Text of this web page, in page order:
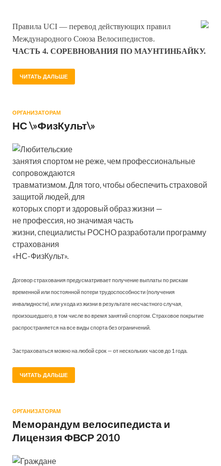
Правила UCI — перевод действующих правил
Международного Союза Велосипедистов.
ЧАСТЬ 4. СОРЕВНОВАНИЯ ПО МАУНТИНБАЙКУ.
ЧИТАТЬ ДАЛЬШЕ
ОРГАНИЗАТОРАМ
НС \»ФизКульт\»
Любительские
занятия спортом не реже, чем профессиональные
сопровождаются
травматизмом. Для того, чтобы обеспечить страховой
защитой людей, для
которых спорт и здоровый образ жизни —
не профессия, но значимая часть
жизни, специалисты РОСНО разработали программу
страхования
«НС-ФизКульт».
Договор страхования предусматривает получение выплаты по рискам
временной или постоянной потери трудоспособности (получения
инвалидности), или ухода из жизни в результате несчастного случая,
произошедшего, в том числе во время занятий спортом. Страховое покрытие
распространяется на все виды спорта без ограничений.
Застраховаться можно на любой срок — от нескольких часов до 1 года.
ЧИТАТЬ ДАЛЬШЕ
ОРГАНИЗАТОРАМ
Меморандум велосипедиста и
Лицензия ФВСР 2010
Граждане